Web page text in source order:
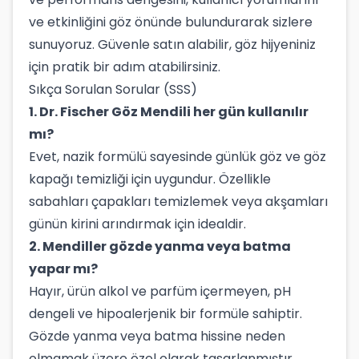
ve etkinliğini göz önünde bulundurarak sizlere
sunuyoruz. Güvenle satın alabilir, göz hijyeniniz
için pratik bir adım atabilirsiniz.
Sıkça Sorulan Sorular (SSS)
1. Dr. Fischer Göz Mendili her gün kullanılır
mı?
Evet, nazik formülü sayesinde günlük göz ve göz
kapağı temizliği için uygundur. Özellikle
sabahları çapakları temizlemek veya akşamları
günün kirini arındırmak için idealdir.
2. Mendiller gözde yanma veya batma
yapar mı?
Hayır, ürün alkol ve parfüm içermeyen, pH
dengeli ve hipoalerjenik bir formüle sahiptir.
Gözde yanma veya batma hissine neden